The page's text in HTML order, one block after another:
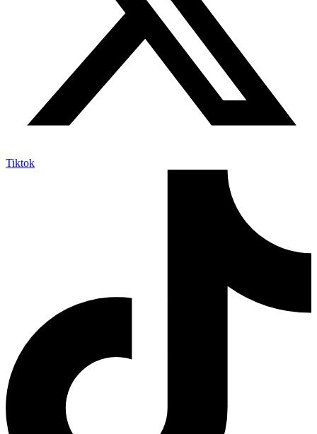
Tiktok